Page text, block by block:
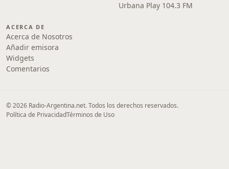
Urbana Play 104.3 FM
ACERCA DE
Acerca de Nosotros
Añadir emisora
Widgets
Comentarios
© 2026 Radio-Argentina.net. Todos los derechos reservados.
Política de PrivacidadTérminos de Uso